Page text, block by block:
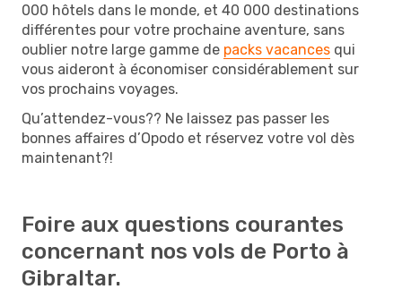
000 hôtels dans le monde, et 40 000 destinations
différentes pour votre prochaine aventure, sans
oublier notre large gamme de packs vacances qui
vous aideront à économiser considérablement sur
vos prochains voyages.
Qu’attendez-vous?? Ne laissez pas passer les
bonnes affaires d’Opodo et réservez votre vol dès
maintenant?!
Foire aux questions courantes
concernant nos vols de Porto à
Gibraltar.